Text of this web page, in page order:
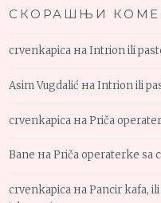
СКОРАШЊИ
crvenkapica наIntrion ili
Asim Vugdalić наIntrion ili
crvenkapica наPriča
Bane наPriča operaterke sa
crvenkapica наPancir kafa,